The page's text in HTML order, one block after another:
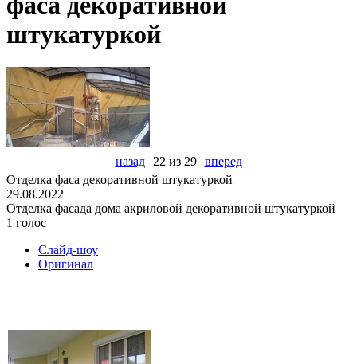
штукатуркой
назад 22 из 29
вперед
Отделка фаса декоративной штукатуркой
29.08.2022
Отделка фасада дома акриловой декоративной штукатуркой
1 голос
Слайд-шоу
Оригинал